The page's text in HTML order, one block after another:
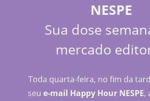
NESPE
Sua dose
mercado
Toda quarta-feira, no fim da
seue-mail Happy Hour NESPE,